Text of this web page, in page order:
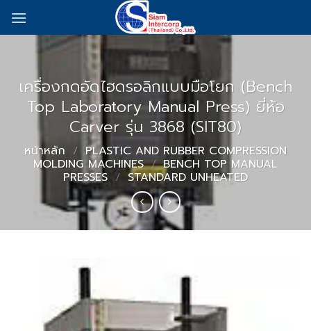
เครื่องกดอัดไฮดรอลิกแบบมือโยก (Bench
Top Laboratory Manual Press) ยี่ห้อ
Carver รุ่น 3868 (SIT80)
หน้าหลัก / PLASTIC AND RUBBER COMPRESSION
MOLDING MACHINES / BENCH TOP MANUAL
PRESSES / STANDARD UNHEATED